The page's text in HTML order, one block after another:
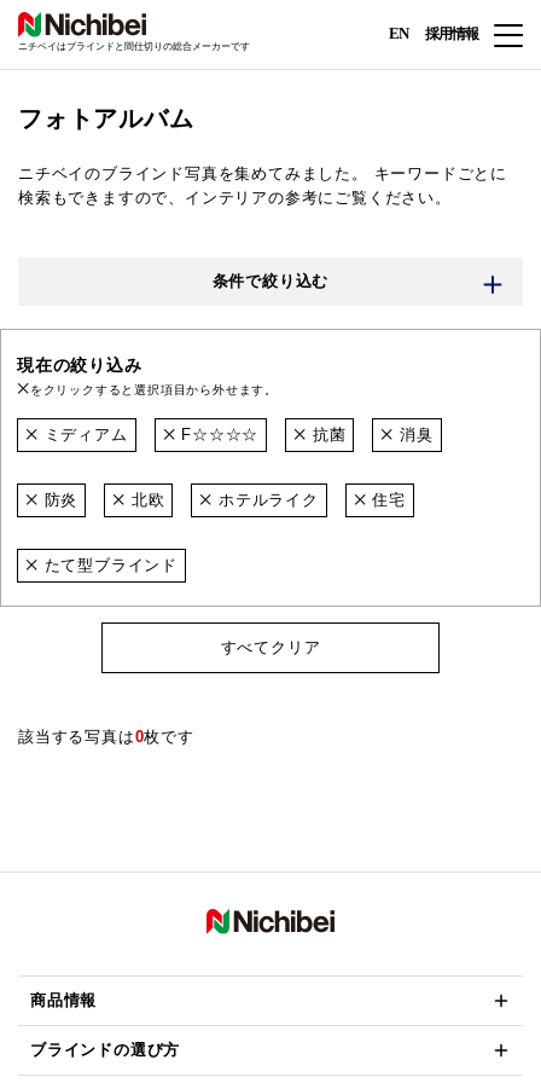
ニチベイはブラインドと間仕切りの総合メーカーです
EN 採用情報
フォトアルバム
ニチベイのブラインド写真を集めてみました。
キーワードごとに
検索もできますので、インテリアの参考にご覧ください。
条件で絞り込む
現在の絞り込み
をクリックすると選択項目から外せます。
ミディアム F☆☆☆☆ 抗菌 消臭
防炎 北欧 ホテルライク 住宅
たて型ブラインド
すべてクリア
該当する写真は0枚です
商品情報
ブラインドの選び方